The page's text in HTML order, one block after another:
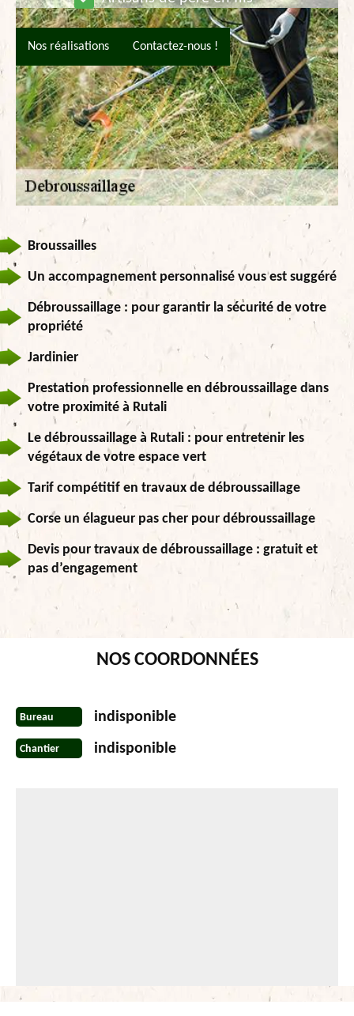
Nos réalisations Contactez-nous !
Broussailles
Un accompagnement personnalisé vous est suggéré
Débroussaillage : pour garantir la sécurité de votre
propriété
Jardinier
Prestation professionnelle en débroussaillage dans
votre proximité à Rutali
Le débroussaillage à Rutali : pour entretenir les
végétaux de votre espace vert
Tarif compétitif en travaux de débroussaillage
Corse un élagueur pas cher pour débroussaillage
Devis pour travaux de débroussaillage : gratuit et
pas d’engagement
NOS COORDONNÉES
Bureau indisponible
Chantier indisponible